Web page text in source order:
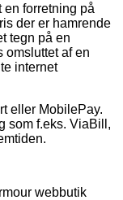
en forretning på
der er hamrende
tegn på en
omsluttet af en
internet
eller MobilePay.
som f.eks. ViaBill,
webbutik